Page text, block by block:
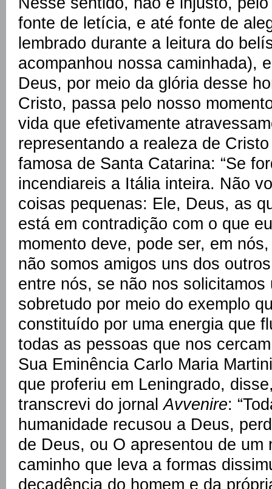
fonte de letícia, e até fonte de
lembrado durante a leitura do
acompanhou nossa caminhada),
Deus, por meio da glória desse
Cristo, passa pelo nosso
vida que efetivamente
representando a realeza de
famosa de Santa Catarina: “Se
incendiareis a Itália inteira. Não
coisas pequenas: Ele, Deus, as
está em contradição com o que
momento deve, pode ser, em
não somos amigos uns dos
entre nós, se não nos
sobretudo por meio do exemplo
constituído por uma energia que
todas as pessoas que nos
Sua Eminência Carlo Maria
que proferiu em Leningrado,
transcrevi do jornalAvvenire:
humanidade recusou a Deus,
de Deus, ou O apresentou de um
caminho que leva a formas
decadência do homem e da